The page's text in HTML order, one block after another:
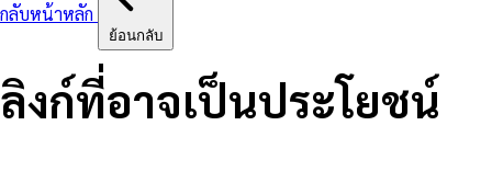
กลับหน้าหลัก
ย้อนกลับ
ลิงก์ที่อาจเป็นประโยชน์